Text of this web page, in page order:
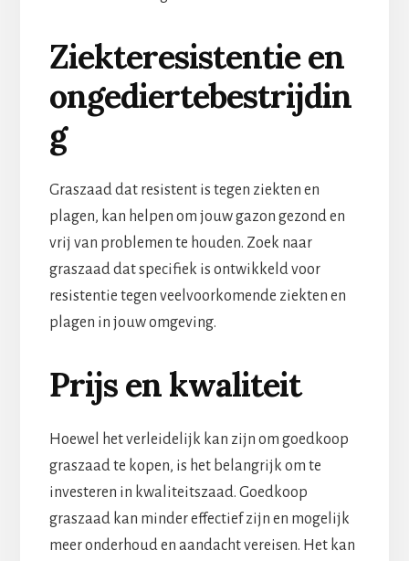
Ziekteresistentie en
ongediertebestrijdin
g
Graszaad dat resistent is tegen ziekten en
plagen, kan helpen om jouw gazon gezond en
vrij van problemen te houden. Zoek naar
graszaad dat specifiek is ontwikkeld voor
resistentie tegen veelvoorkomende ziekten en
plagen in jouw omgeving.
Prijs en kwaliteit
Hoewel het verleidelijk kan zijn om goedkoop
graszaad te kopen, is het belangrijk om te
investeren in kwaliteitszaad. Goedkoop
graszaad kan minder effectief zijn en mogelijk
meer onderhoud en aandacht vereisen. Het kan